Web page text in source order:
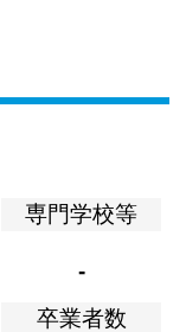
専門学校等
-
卒業者数